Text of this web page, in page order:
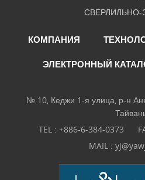
КОМПАНИЯ
ЭЛЕКТРОННЫЙ
№ 10, Кеджи 1-я улица, р-н
TEL : +886-6-384-0373
MAIL :